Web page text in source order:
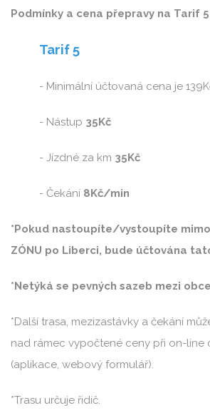
Podmínky a cena přepravy na Tarif
Tarif 5
- Minimální účtovaná cena je
- Nástup 35Kč
- Jízdné za km 35Kč
- Čekání 8Kč/min
*Pokud nastoupíte/vystoupíte mimo
ZÓNU po Liberci, bude účtována
*Netýká se pevných sazeb mezi
*Další trasa, mezizastávky a čekání
nad rámec vypočtené ceny při on-line
(aplikace, webový formulář).
*Trasu určuje řidič.